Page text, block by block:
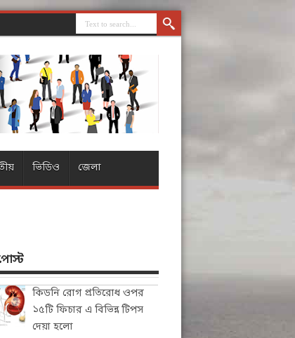
ভিডিও জেলা
কিডনি রোগ প্রতিরোধ ওপর
১৫টি ফিচার এ বিভিন্ন টিপস
দেয়া হলো